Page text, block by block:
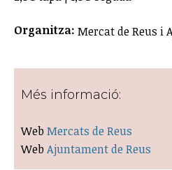
Organitza: Mercat de Reus i
Més informació:
Web Mercats de Reus
Web Ajuntament de Reus